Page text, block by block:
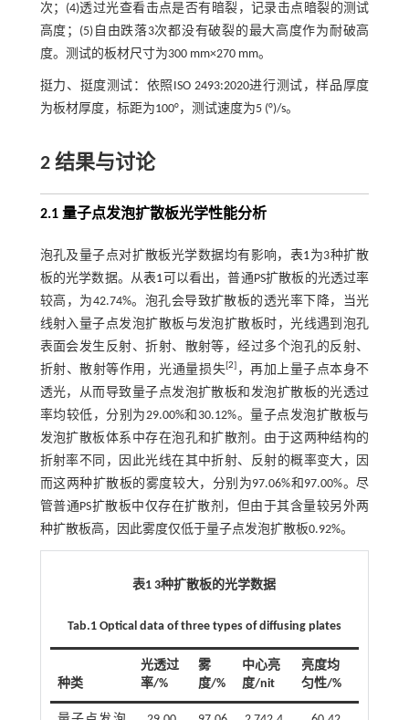
次；(4)透过光查看击点是否有暗裂，记录击点暗裂的测试
高度；(5)自由跌落3次都没有破裂的最大高度作为耐破高
度。测试的板材尺寸为300 mm×270 mm。
挺力、挺度测试：依照ISO 2493:2020进行测试，样品厚度
为板材厚度，标距为100°，测试速度为5 (°)/s。
2 结果与讨论
2.1 量子点发泡扩散板光学性能分析
泡孔及量子点对扩散板光学数据均有影响， 表1为3种扩散
板的光学数据。从表1 可以看出，普通PS扩散板的光透过率
较高，为42.74%。泡孔会导致扩散板的透光率下降，当光
线射入量子点发泡扩散板与发泡扩散板时，光线遇到泡孔
表面会发生反射、折射、散射等，经过多个泡孔的反射、
折射、散射等作用，光通量损失 [2
，再加上量子点本身不
透光，从而导致量子点发泡扩散板和发泡扩散板的光透过
率均较低，分别为29.00%和30.12%。量子点发泡扩散板与
发泡扩散板体系中存在泡孔和扩散剂。由于这两种结构的
折射率不同，因此光线在其中折射、反射的概率变大，因
而这两种扩散板的雾度较大，分别为97.06%和97.00%。尽
管普通PS扩散板中仅存在扩散剂，但由于其含量较另外两
种扩散板高，因此雾度仅低于量子点发泡扩散板0.92%。
表1 3种扩散板的光学数据
Tab.1 Optical data of three types of diffusing plates
种类
光透过
率/%
雾
度/%
中心亮
度/nit
亮度均
匀性/%